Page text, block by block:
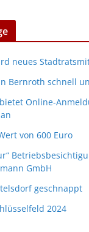
neues
Bernroth schnell
Online-
von 600 Euro
GmbH
geschnappt
2024